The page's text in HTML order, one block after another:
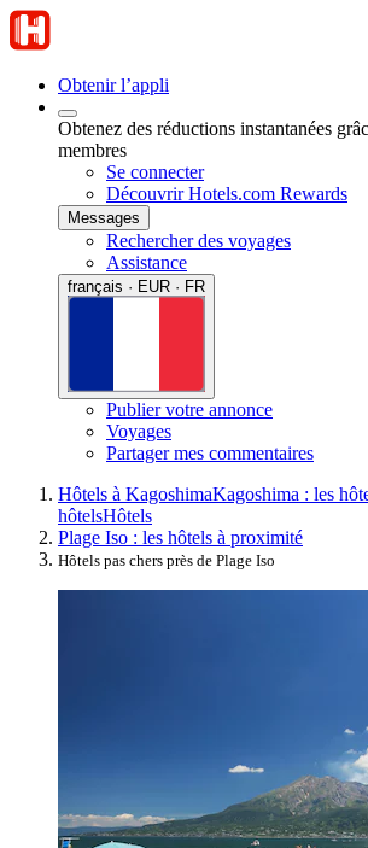
Obtenir l’appli
Obtenez des réductions instantanées
membres
Se connecter
Découvrir Hotels.com Rewards
Messages
Rechercher des voyages
Assistance
français · EUR · FR
Publier votre annonce
Voyages
Partager mes commentaires
Hôtels à KagoshimaKagoshima : les
hôtelsHôtels
Plage Iso : les hôtels à proximité
Hôtels pas chers près de Plage Iso